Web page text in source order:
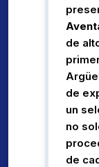
de
de
un
no
de